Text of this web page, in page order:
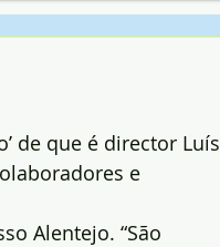
de que é director Luís
e
Alentejo. “São